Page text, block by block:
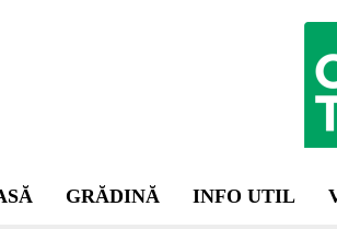
GRĂDINĂ INFO UTIL